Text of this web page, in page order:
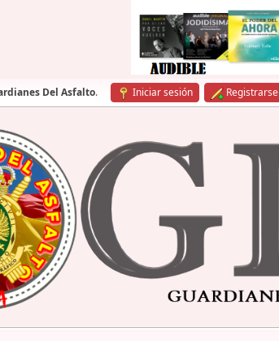
Del Asfalto. Iniciar sesión Registrarse